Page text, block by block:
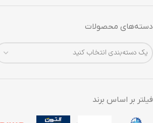
دسته‌های محصولات
یک دسته‌بندی انتخاب کنید
فیلتر بر اساس برند